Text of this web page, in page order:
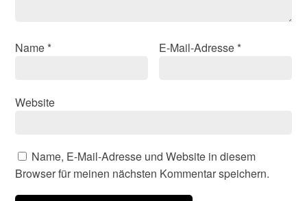
Name * E-Mail-Adresse *
Website
Name, E-Mail-Adresse und Website in diesem
Browser für meinen nächsten Kommentar speichern.